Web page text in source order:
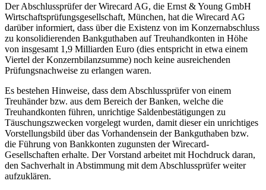
Der Abschlussprüfer der Wirecard AG, die Ernst & Young GmbH
Wirtschaftsprüfungsgesellschaft, München, hat die Wirecard AG
darüber informiert, dass über die Existenz von im Konzernabschluss
zu konsolidierenden Bankguthaben auf Treuhandkonten in Höhe
von insgesamt 1,9 Milliarden Euro (dies entspricht in etwa einem
Viertel der Konzernbilanzsumme) noch keine ausreichenden
Prüfungsnachweise zu erlangen waren.
Es bestehen Hinweise, dass dem Abschlussprüfer von einem
Treuhänder bzw. aus dem Bereich der Banken, welche die
Treuhandkonten führen, unrichtige Saldenbestätigungen zu
Täuschungszwecken vorgelegt wurden, damit dieser ein unrichtiges
Vorstellungsbild über das Vorhandensein der Bankguthaben bzw.
die Führung von Bankkonten zugunsten der Wirecard-
Gesellschaften erhalte. Der Vorstand arbeitet mit Hochdruck daran,
den Sachverhalt in Abstimmung mit dem Abschlussprüfer weiter
aufzuklären.